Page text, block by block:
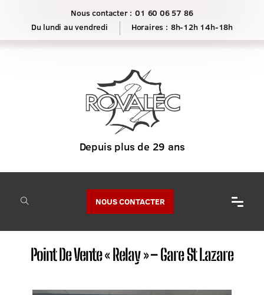
Nous contacter : 01 60 06 57 86
Horaires : 8h-12h 14h-18h
NOUS CONTACTER
Point De Vente « Relay » – Gare St Lazare